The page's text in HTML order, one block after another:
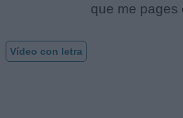
que me pages
Vídeo con letra